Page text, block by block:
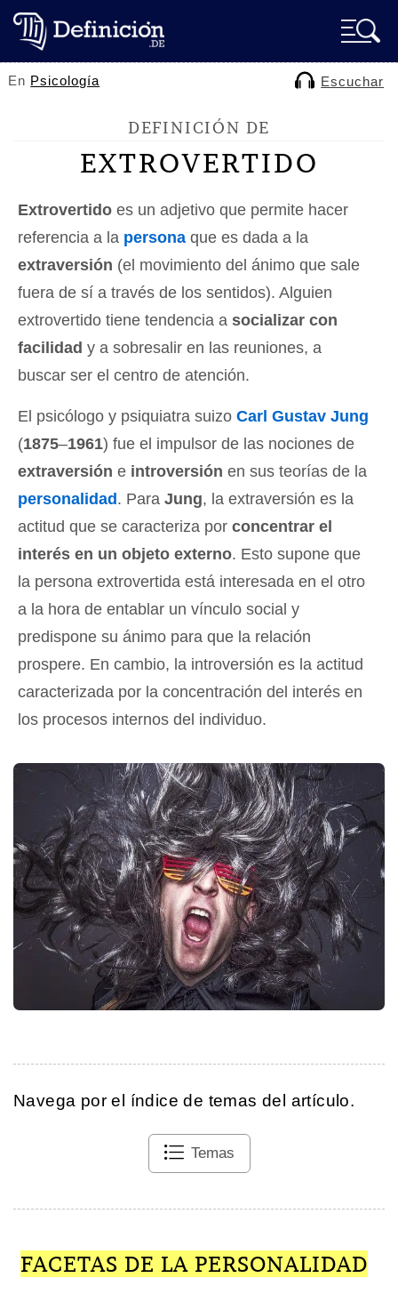
En Psicología Escuchar
DEFINICIÓN DE
EXTROVERTIDO
Extrovertido es un adjetivo que permite hacer
referencia a la persona que es dada a la
extraversión (el movimiento del ánimo que sale
fuera de sí a través de los sentidos). Alguien
extrovertido tiene tendencia a socializar con
facilidad y a sobresalir en las reuniones, a
buscar ser el centro de atención.
El psicólogo y psiquiatra suizo Carl Gustav Jung
(1875–1961) fue el impulsor de las nociones de
extraversión e introversión en sus teorías de la
personalidad . Para Jung, la extraversión es la
actitud que se caracteriza por concentrar el
interés en un objeto externo. Esto supone que
la persona extrovertida está interesada en el otro
a la hora de entablar un vínculo social y
predispone su ánimo para que la relación
prospere. En cambio, la introversión es la actitud
caracterizada por la concentración del interés en
los procesos internos del individuo.
Navega por el índice de temas del artículo.
Temas
FACETAS DE LA PERSONALIDAD